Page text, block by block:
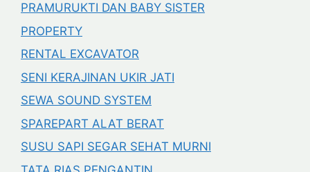
PRAMURUKTI DAN BABY SISTER
PROPERTY
RENTAL EXCAVATOR
SENI KERAJINAN UKIR JATI
SEWA SOUND SYSTEM
SPAREPART ALAT BERAT
SUSU SAPI SEGAR SEHAT MURNI